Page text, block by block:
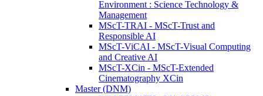
Environment : Science Technology &
Management
MScT-TRAI - MScT-Trust and
Responsible AI
MScT-ViCAI - MScT-Visual Computing
and Creative AI
MScT-XCin - MScT-Extended
Cinematography XCin
Master (DNM)